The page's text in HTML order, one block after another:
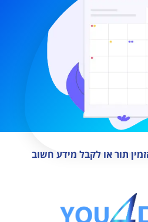
תור או לקבל מידע חשוב